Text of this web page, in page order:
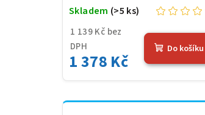
1 139 Kč bez
DPH
1 378 Kč
Skladem (>5 ks)
Do košíku